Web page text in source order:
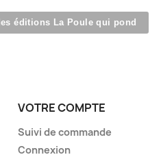
éditions La Poule qui pond
VOTRE COMPTE
Suivi de commande
Connexion